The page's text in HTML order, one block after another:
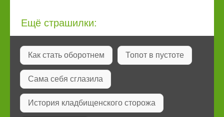
Ещё страшилки:
Как стать оборотнем Топот в пустоте
Сама себя сглазила
История кладбищенского сторожа